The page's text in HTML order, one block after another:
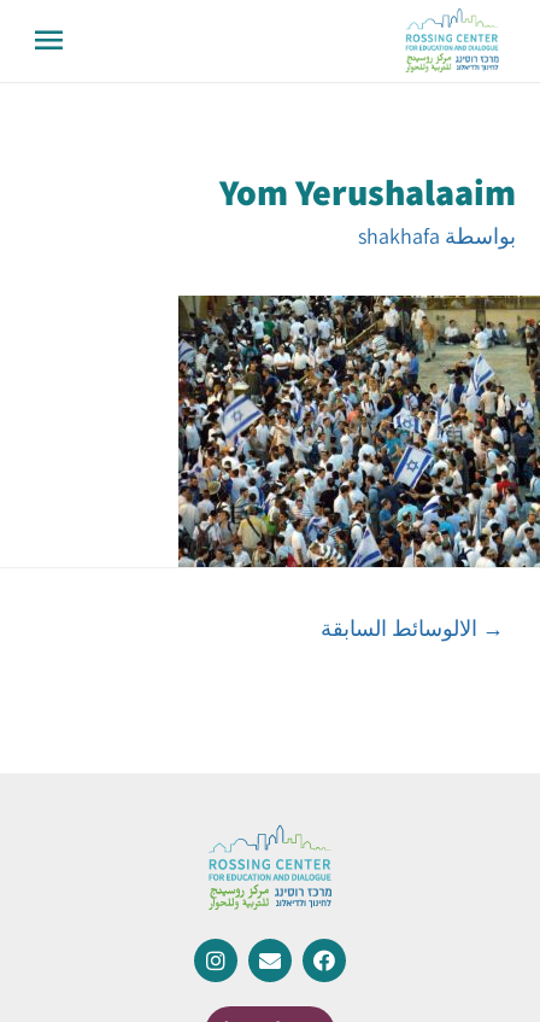
Yom Yerushalaaim
بواسطة shakhafa
→ الالوسائط السابقة